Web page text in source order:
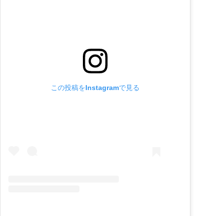
この投稿をInstagramで見る